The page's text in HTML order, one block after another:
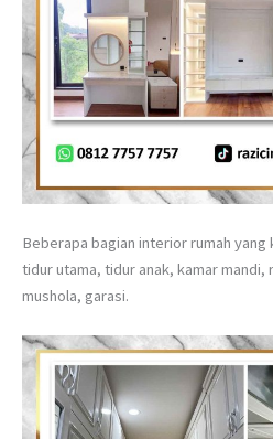
Beberapa bagian interior rumah
tidur utama, tidur anak, kamar mandi,
mushola, garasi.